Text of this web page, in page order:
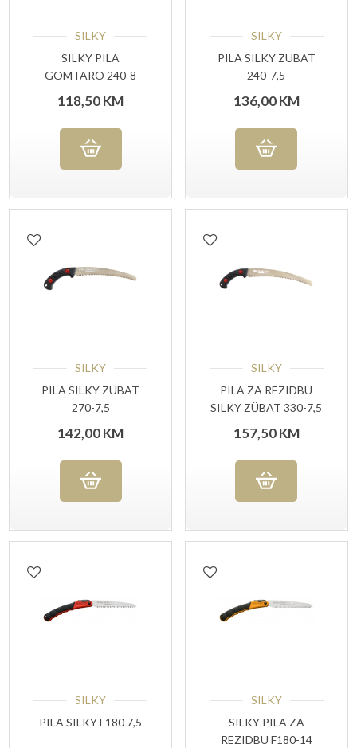
SILKY
SILKY PILA
GOMTARO 240-8
118,50KM
SILKY
PILA SILKY ZUBAT
240-7,5
136,00KM
SILKY
PILA SILKY ZUBAT
270-7,5
142,00KM
SILKY
PILA ZA REZIDBU
SILKY ZÜBAT 330-7,5
157,50KM
SILKY
PILA SILKY F180 7,5
SILKY
SILKY PILA ZA
REZIDBU F180-14